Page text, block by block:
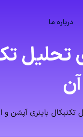
درباره ما
باینری آپشن و